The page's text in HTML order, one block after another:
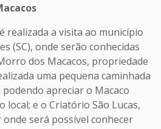
realizada a visita ao município
(SC), onde serão conhecidas
dos Macacos, propriedade
uma pequena caminhada
apreciar o Macaco
local; e o Criatório São Lucas,
será possível conhecer